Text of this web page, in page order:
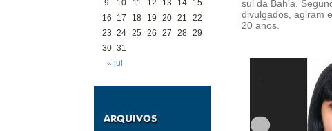
« jul
9
10 11 12 13 14
15
16
17 18 19 20 21
22
23 24 25 26 27 28 29
30 31
sul da Bahia.
divulgados, agiram
20 anos.